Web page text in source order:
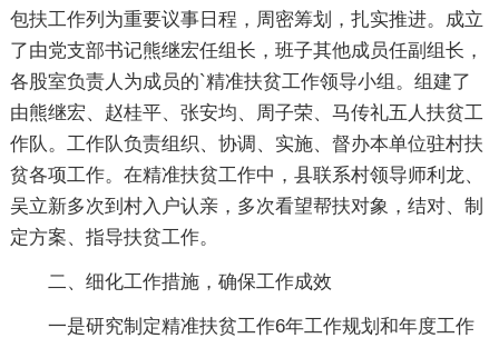
包扶工作列为重要议事日程，周密筹划，扎实推进。成立
了由党支部书记熊继宏任组长，班子其他成员任副组长，
各股室负责人为成员的`精准扶贫工作领导小组。组建了
由熊继宏、赵桂平、张安均、周子荣、马传礼五人扶贫工
作队。工作队负责组织、协调、实施、督办本单位驻村扶
贫各项工作。在精准扶贫工作中，县联系村领导师利龙、
吴立新多次到村入户认亲，多次看望帮扶对象，结对、制
定方案、指导扶贫工作。
二、细化工作措施，确保工作成效
一是研究制定精准扶贫工作6年工作规划和年度工作